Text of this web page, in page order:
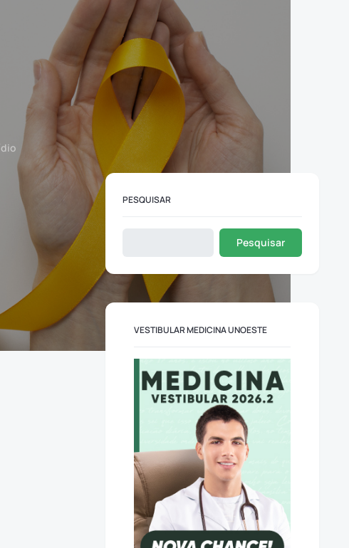
PESQUISAR
Pesquisar
VESTIBULAR MEDICINA UNOESTE